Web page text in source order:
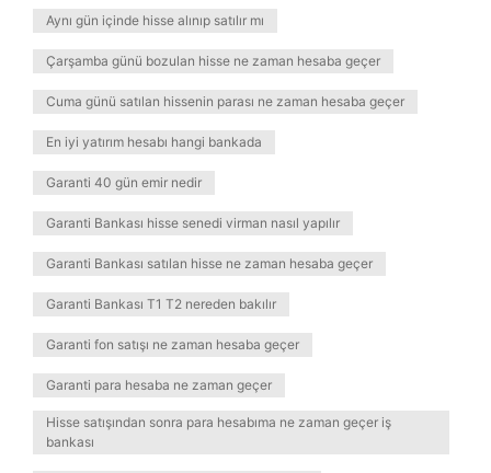
Aynı gün içinde hisse alınıp satılır mı
Çarşamba günü bozulan hisse ne zaman hesaba geçer
Cuma günü satılan hissenin parası ne zaman hesaba geçer
En iyi yatırım hesabı hangi bankada
Garanti 40 gün emir nedir
Garanti Bankası hisse senedi virman nasıl yapılır
Garanti Bankası satılan hisse ne zaman hesaba geçer
Garanti Bankası T1 T2 nereden bakılır
Garanti fon satışı ne zaman hesaba geçer
Garanti para hesaba ne zaman geçer
Hisse satışından sonra para hesabıma ne zaman geçer iş
bankası